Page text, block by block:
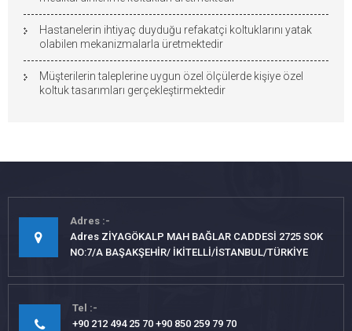
Hastanelerin ihtiyaç duyduğu refakatçi koltuklarını yatak
olabilen mekanizmalarla üretmektedir
Müşterilerin taleplerine uygun özel ölçülerde kişiye özel
koltuk tasarımları gerçekleştirmektedir
Adres
Adres ZİYAGÖKALP MAH BAĞLAR CADDESİ 2725 SOK
NO:7/A BAŞAKŞEHİR/ İKİTELLİ/İSTANBUL/TÜRKİYE
Tel
+90 212 494 25 70 +90 850 259 79 70